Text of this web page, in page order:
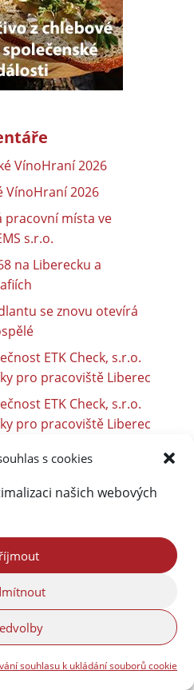
s cookies
našich webových
souhlasu k ukládání souborů cookie
VínoHraní 2026
VínoHraní 2026
pracovní místa ve
s.r.o.
na Liberecku a
se znovu otevírá
ETK Check, s.r.o.
pro pracoviště Liberec
ETK Check, s.r.o.
pro pracoviště Liberec
dvůr je otevřen jinak